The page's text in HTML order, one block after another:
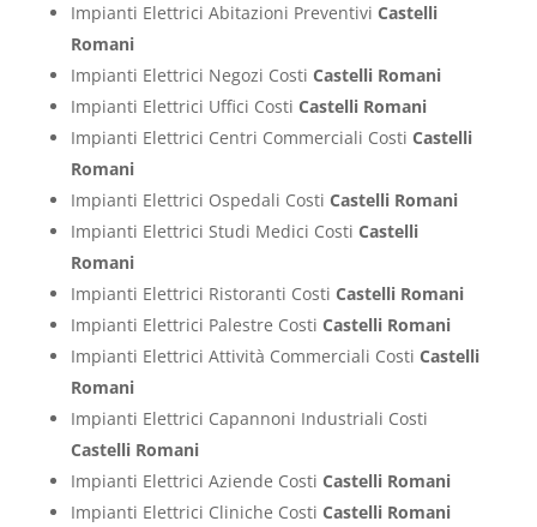
Impianti Elettrici Abitazioni Preventivi Castelli
Romani
Impianti Elettrici Negozi Costi Castelli Romani
Impianti Elettrici Uffici Costi Castelli Romani
Impianti Elettrici Centri Commerciali Costi Castelli
Romani
Impianti Elettrici Ospedali Costi Castelli Romani
Impianti Elettrici Studi Medici Costi Castelli
Romani
Impianti Elettrici Ristoranti Costi Castelli Romani
Impianti Elettrici Palestre Costi Castelli Romani
Impianti Elettrici Attività Commerciali Costi Castelli
Romani
Impianti Elettrici Capannoni Industriali Costi
Castelli Romani
Impianti Elettrici Aziende Costi Castelli Romani
Impianti Elettrici Cliniche Costi Castelli Romani